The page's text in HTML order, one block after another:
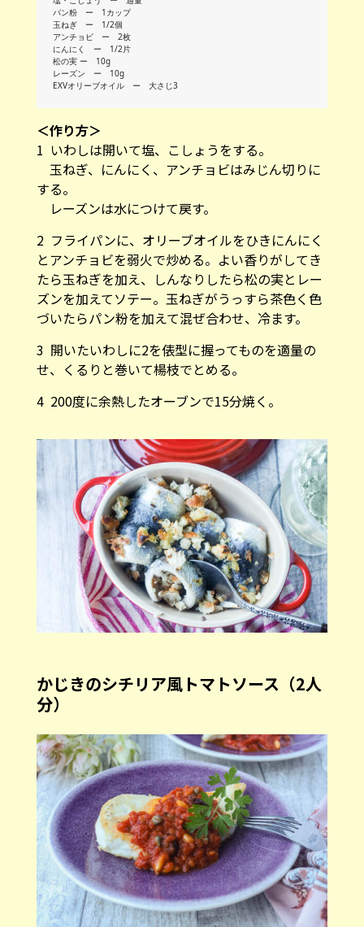
パン粉 ー 1カップ
玉ねぎ ー 1/2個
アンチョビ ー 2枚
にんにく ー 1/2片
松の実 ー 10g
レーズン ー 10g
EXVオリーブオイル ー 大さじ3
＜作り方＞
1 いわしは開いて塩、こしょうをする。
玉ねぎ、にんにく、アンチョビはみじん切りに
する。
レーズンは水につけて戻す。
2 フライパンに、オリーブオイルをひきにんにく
とアンチョビを弱火で炒める。よい香りがしてき
たら玉ねぎを加え、しんなりしたら松の実とレー
ズンを加えてソテー。玉ねぎがうっすら茶色く色
づいたらパン粉を加えて混ぜ合わせ、冷ます。
3 開いたいわしに2を俵型に握ってものを適量の
せ、くるりと巻いて楊枝でとめる。
4 200度に余熱したオーブンで15分焼く。
かじきのシチリア風トマトソース（2人
分）